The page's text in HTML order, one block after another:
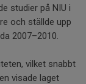
studier på NIU i
och ställde upp
2007–2010.
vilket snabbt
visade laget